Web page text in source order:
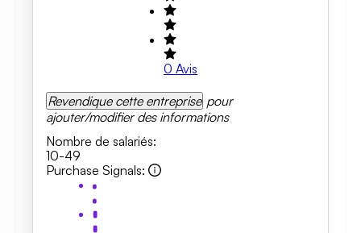
0 Avis
Revendique cette entreprise pour
ajouter/modifier des informations
Nombre de salariés:
10-49
Purchase Signals: